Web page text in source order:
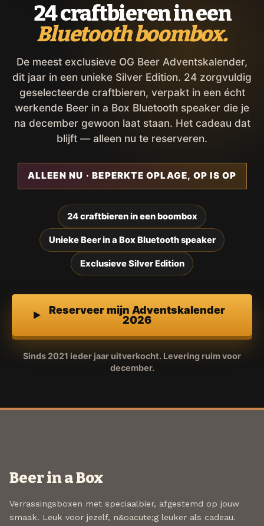
24 craftbieren in een
Bluetooth boombox.
De meest exclusieve OG Beer Adventskalender,
dit jaar in een unieke Silver Edition. 24 zorgvuldig
geselecteerde craftbieren, verpakt in een écht
werkende Beer in a Box Bluetooth speaker die je
na december gewoon laat staan. Het cadeau dat
blijft — alleen nu te reserveren.
ALLEEN NU · BEPERKTE OPLAGE, OP IS OP
24 craftbieren in een boombox
Unieke Beer in a Box Bluetooth speaker
Exclusieve Silver Edition
Reserveer mijn Adventskalender
2026
Sinds 2021 ieder jaar uitverkocht. Levering ruim voor
december.
Beer in a Box
Verrassingsboxen met speciaalbier, afgestemd op jouw
smaak. Leuk voor jezelf, n&oacute;g leuker als cadeau.